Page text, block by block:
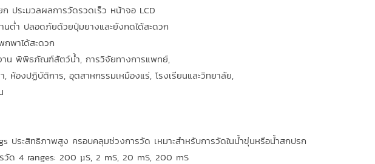
ประมวลผลการวัดรวดเร็ว หน้าจอ LCD
นต่ำ ปลอดภัยด้วยปุ่มยางและยังกดได้สะดวก
พาได้สะดวก
งาน พิพิธภัณฑ์สัตว์น้ำ, การวิจัยทางการแพทย์,
, ห้องปฏิบัติการ, อุตสาหกรรมเหมืองแร่, โรงเรียนและวิทยาลัย,
ประสิทธิภาพสูง ครอบคลุมช่วงการวัด เหมาะสำหรับการวัดในน้ำขุ่นหรือน้ำสกปรก
วัด 4 ranges: 200 µS, 2 mS, 20 mS, 200 mS